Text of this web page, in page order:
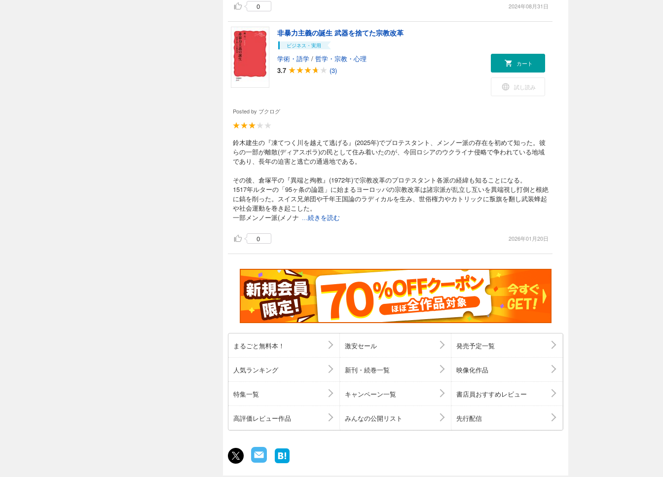
0 2024年08月31日
非暴力主義の誕生 武器を捨てた宗教改革
ビジネス・実用
学術・語学 / 哲学・宗教・心理
3.7
(3)
カート
試し読み
Posted by ブクログ
鈴木建生の『凍てつく川を越えて逃げる』(2025年)でプロテスタント、メンノー派の存在を初めて知った。彼
らの一部が離散(ディアスポラ)の民として住み着いたのが、今回ロシアのウクライナ侵略で争われている地域
であり、長年の迫害と逃亡の通過地である。
その後、倉塚平の『異端と殉教』(1972年)で宗教改革のプロテスタント各派の経緯も知ることになる。
1517年ルターの「95ヶ条の論題」に始まるヨーロッパの宗教改革は諸宗派が乱立し互いを異端視し打倒と根絶
に鎬を削った。スイス兄弟団や千年王国論のラディカルを生み、世俗権力やカトリックに叛旗を翻し武装蜂起
や社会運動を巻き起こした。
一部メンノー派(メノナ ...続きを読む
0 2026年01月20日
まるごと無料本！ 激安セール 発売予定一覧
人気ランキング 新刊・続巻一覧 映像化作品
特集一覧 キャンペーン一覧 書店員おすすめレビュー
高評価レビュー作品 みんなの公開リスト 先行配信